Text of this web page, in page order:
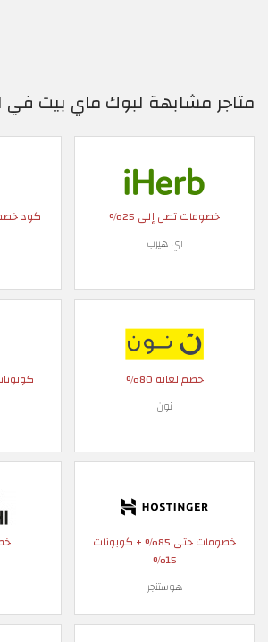
متاجر مشابهة لبوك ماي بيت في
خصومات تصل إلى 25%
اي هيرب
كود خصم 30% للعملاء
خصم لغاية 80%
نون
خصومات حتى 85% + كوبونات
15%
هوستنجر